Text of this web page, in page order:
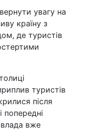
увагу на
країну з
де туристів
туристів
після
попередні
вже